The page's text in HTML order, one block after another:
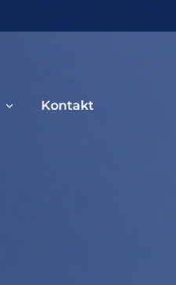
Kontakt